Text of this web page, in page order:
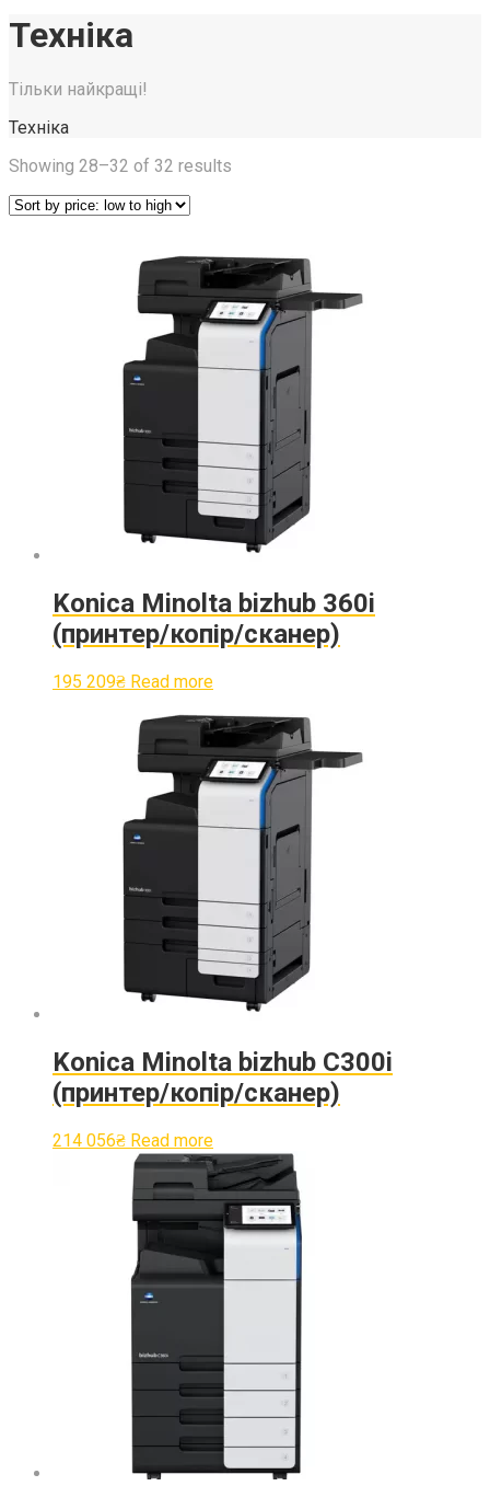
Техніка
Тільки найкращі!
Техніка
Showing 28–32 of 32 results
Konica Minolta bizhub 360i
(принтер/копір/сканер)
195 209₴ Read more
Konica Minolta bizhub C300i
(принтер/копір/сканер)
214 056₴ Read more